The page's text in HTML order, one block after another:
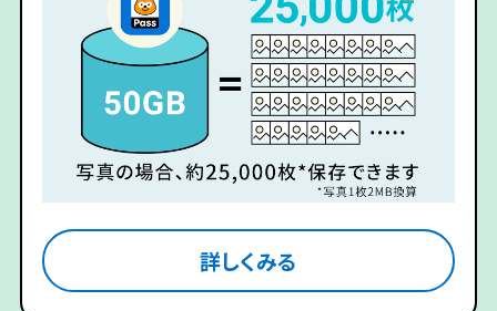
詳しくみる